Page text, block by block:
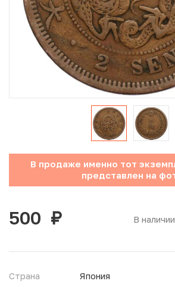
Юбилейные монеты Банка России (с
Памятные и инвестиционные монеты
Иностранные монеты
Неофициальные выпуски монет
Античные и средневековые монеты
Наборы монет
Инвестиционные монеты
В продаже именно тот
представлен на
В
500 руб.
Страна
Япония